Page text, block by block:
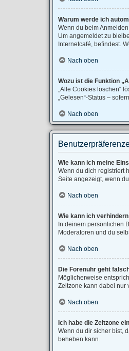
Warum werde ich
Wenn du beim
Um angemeldet zu
Internetcafé, befindest.
Nach oben
Wozu ist die Funktion
„Alle Cookies löschen“
„Gelesen“-Status –
Nach oben
Wie kann ich meine
Wenn du dich registriert
Seite angezeigt, wenn
Nach oben
Wie kann ich
In deinem persönlichen
Moderatoren und du
Nach oben
Die Forenuhr geht
Möglicherweise
Zeitzone kann dabei nur
Nach oben
Ich habe die Zeitzone
Wenn du dir sicher bist,
beheben kann.